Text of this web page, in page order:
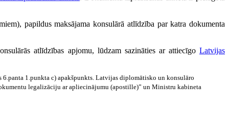
papildus maksājama konsulārā atlīdzība par katra dokumenta
atlīdzības apjomu, lūdzam sazināties ar attiecīgo Latvijas
6.panta 1.punkta c) apakšpunkts. Latvijas diplomātisko un konsulāro
legalizāciju ar apliecinājumu (apostille)” un Ministru kabineta